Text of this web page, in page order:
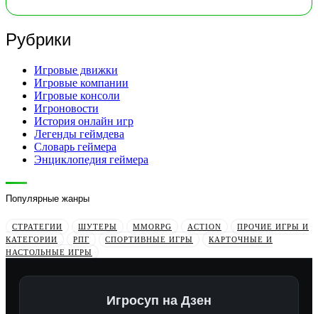
Рубрики
Игровые движки
Игровые компании
Игровые консоли
Игроновости
История онлайн игр
Легенды геймдева
Словарь геймера
Энциклопедия геймера
Популярные жанры
СТРАТЕГИИ ШУТЕРЫ MMORPG ACTION
ПРОЧИЕ ИГРЫ И
КАТЕГОРИИ
РПГ СПОРТИВНЫЕ ИГРЫ
КАРТОЧНЫЕ И
НАСТОЛЬНЫЕ ИГРЫ
Игросуп на Дзен